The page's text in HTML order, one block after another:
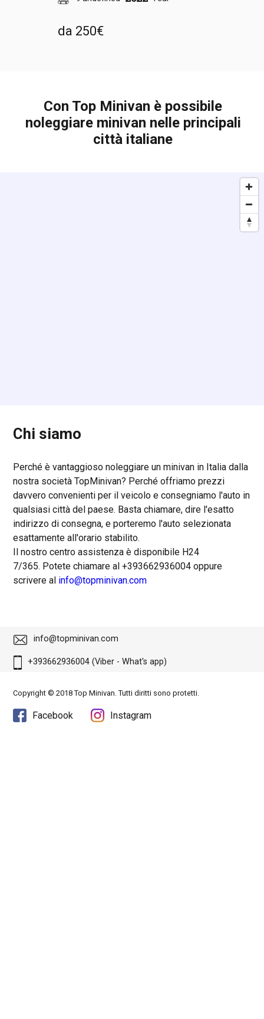
da 250€
Con Top Minivan è possibile
noleggiare minivan nelle principali
città italiane
Chi siamo
Perché è vantaggioso noleggiare un minivan in Italia dalla
nostra società TopMinivan? Perché offriamo prezzi
davvero convenienti per il veicolo e consegniamo l'auto in
qualsiasi città del paese. Basta chiamare, dire l'esatto
indirizzo di consegna, e porteremo l'auto selezionata
esattamente all'orario stabilito.
Il nostro centro assistenza è disponibile H24
7/365. Potete chiamare al +393662936004 oppure
scrivere al info@topminivan.com
info@topminivan.com
+393662936004 (Viber - What's app)
Copyright © 2018 Top Minivan. Tutti diritti sono protetti.
Facebook Instagram